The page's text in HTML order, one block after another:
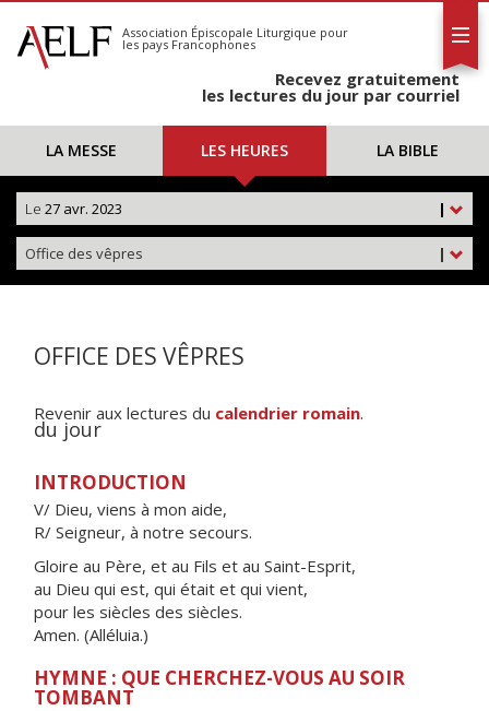
S'abonner
Calendrier
Association Épiscopale Liturgique pour
les pays Francophones
Recevez gratuitement
les lectures du jour par courriel
LA MESSE LES HEURES LA BIBLE
|
Le 27 avr. 2023
|
Office des vêpres
OFFICE DES VÊPRES
Revenir aux lectures du calendrier romain.
du jour
INTRODUCTION
V/ Dieu, viens à mon aide,
R/ Seigneur, à notre secours.
Gloire au Père, et au Fils et au Saint-Esprit,
au Dieu qui est, qui était et qui vient,
pour les siècles des siècles.
Amen. (Alléluia.)
HYMNE : QUE CHERCHEZ-VOUS AU SOIR
TOMBANT